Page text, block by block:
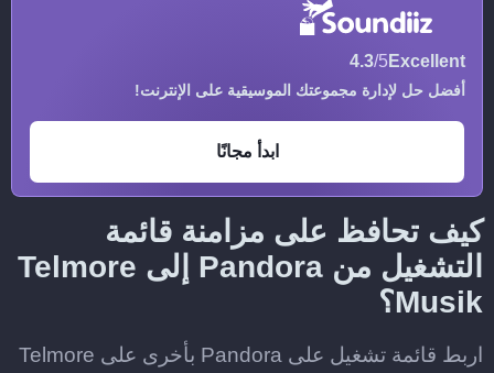
Excellent
4.3/5
أفضل حل لإدارة مجموعتك الموسيقية على الإنترنت!
ابدأ مجانًا
كيف تحافظ على مزامنة قائمة
التشغيل من Pandora إلى Telmore
Musik؟
اربط قائمة تشغيل على Pandora بأخرى على Telmore